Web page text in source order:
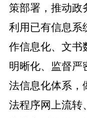
策部署，推动政
利用已有信息系
作信息化、文书
明晰化、监督严
法信息化体系，
法程序网上流转